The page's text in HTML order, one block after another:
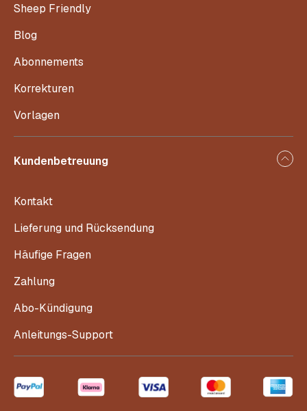
Sheep Friendly
Blog
Abonnements
Korrekturen
Vorlagen
Kundenbetreuung
Kontakt
Lieferung und Rücksendung
Häufige Fragen
Zahlung
Abo-Kündigung
Anleitungs-Support